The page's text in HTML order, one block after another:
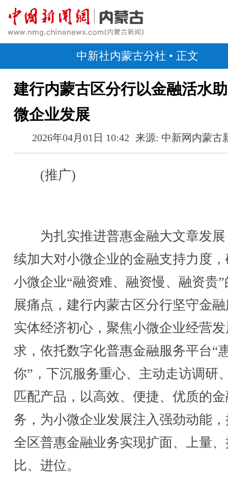
中新社内蒙古分社 • 正文
建行内蒙古区分行以金融活水
微企业发展
2026年04月01日 10:42 来源: 中新网内蒙古
(推广)
为扎实推进普惠金融大文章发展
续加大对小微企业的金融支持力度
小微企业“融资难、融资慢、融资贵”
展痛点，建行内蒙古区分行坚守金
实体经济初心，聚焦小微企业经营
求，依托数字化普惠金融服务平台“
你”，下沉服务重心、主动走访调研
匹配产品，以高效、便捷、优质的
务，为小微企业发展注入强劲动能
全区普惠金融业务实现扩面、上量
比、进位。